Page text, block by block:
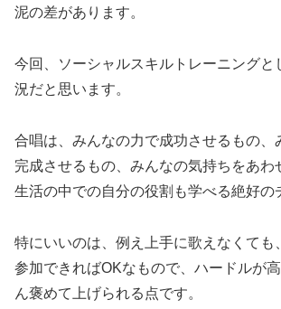
泥の差があります。
今回、ソーシャルスキルトレーニングと
況だと思います。
合唱は、みんなの力で成功させるもの、
完成させるもの、みんなの気持ちをあわ
生活の中での自分の役割も学べる絶好の
特にいいのは、例え上手に歌えなくても
参加できればOKなもので、ハードルが
ん褒めて上げられる点です。